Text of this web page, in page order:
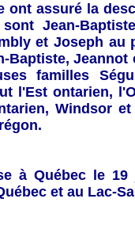
assuré la
Jean-
et Joseph au
Baptiste, Jeannot
familles
l'Est ontarien,
Windsor
à Québec le 19
et au Lac-